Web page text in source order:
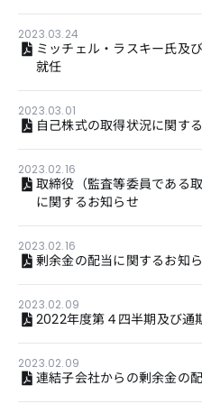
2023.03.24
ミッチェル・ラスキー氏及
就任
2023.03.01
自己株式の取得状況に関す
2023.02.16
取締役（監査等委員である
に関するお知らせ
2023.02.16
剰余金の配当に関するお知
2023.02.09
2022年度第４四半期及び
2023.02.09
連結子会社からの剰余金の